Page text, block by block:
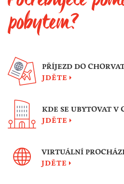
pobytem?
PŘÍJEZD DO
JDĚTE
KDE SE UBYTOVAT V
JDĚTE
VIRTUÁLNÍ
JDĚTE